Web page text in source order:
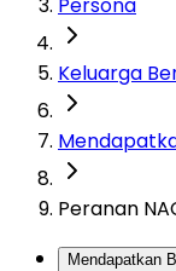
Persona
Keluarga
Peranan
Mendapatkan